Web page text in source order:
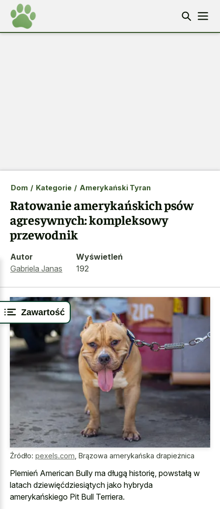
Zawartość
Dom / Kategorie / Amerykański Tyran
Ratowanie amerykańskich psów
agresywnych: kompleksowy
przewodnik
Autor
Gabriela Janas
Wyświetleń
192
Źródło: pexels.com Brązowa amerykańska drapieżnica
Plemień American Bully ma długą historię, powstałą w
latach dziewięćdziesiątych jako hybryda
amerykańskiego Pit Bull Terriera.